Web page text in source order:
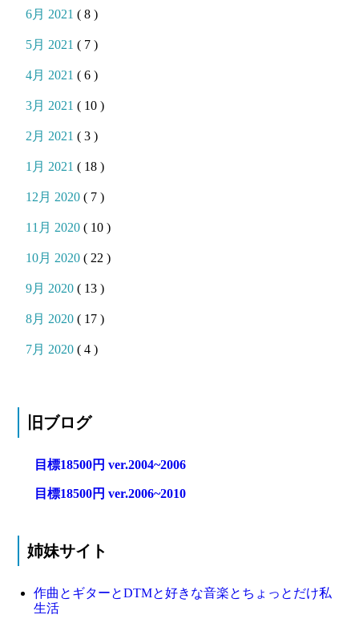
6月 2021( 8 )
5月 2021( 7 )
4月 2021( 6 )
3月 2021( 10 )
2月 2021( 3 )
1月 2021( 18 )
12月 2020( 7 )
11月 2020( 10 )
10月 2020( 22 )
9月 2020( 13 )
8月 2020( 17 )
7月 2020( 4 )
旧ブログ
目標18500円 ver.2004~2006
目標18500円 ver.2006~2010
姉妹サイト
作曲とギターとDTMと好きな音楽とちょっとだけ私
生活